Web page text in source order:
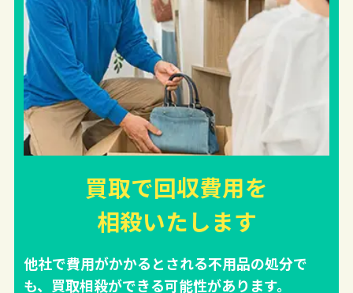
買取で回収費用を
相殺いたします
他社で費用がかかるとされる不用品の処分で
も、買取相殺ができる可能性があります。